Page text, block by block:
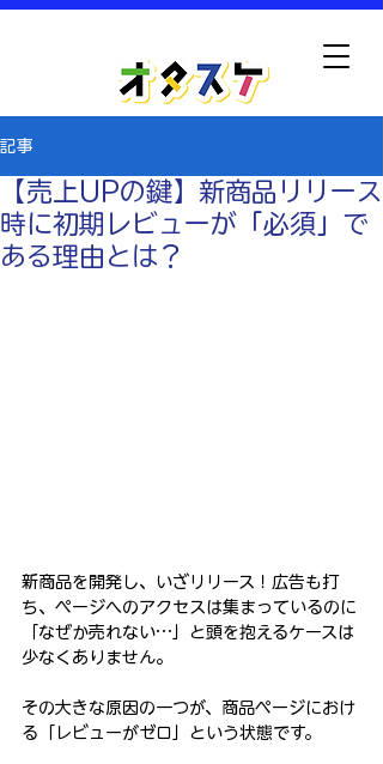
記事
【売上UPの鍵】新商品リリース
時に初期レビューが「必須」で
ある理由とは？
新商品を開発し、いざリリース！広告も打
ち、ページへのアクセスは集まっているのに
「なぜか売れない…」と頭を抱えるケースは
少なくありません。
その大きな原因の一つが、商品ページにおけ
る「レビューがゼロ」という状態です。